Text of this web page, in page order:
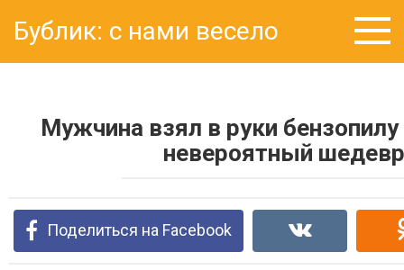
контенту
Бублик: с нами весело
Мужчина взял в руки
невероятный шедевр
Поделиться на Facebook